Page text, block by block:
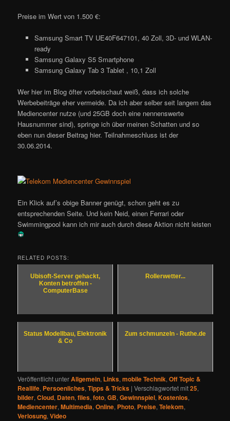
Preise im Wert von 1.500 €:
Samsung Smart TV UE40F647101, 40 Zoll, 3D- und WLAN-
ready
Samsung Galaxy S5 Smartphone
Samsung Galaxy Tab 3 Tablet , 10,1 Zoll
Wer hier im Blog öfter vorbeischaut weiß, dass ich solche
Werbebeiträge eher vermeide. Da ich aber selber seit langem das
Mediencenter nutze (und 25GB doch eine nennenswerte
Hausnummer sind), springe ich über meinen Schatten und so
eben nun dieser Beitrag hier. Teilnahmeschluss ist der
30.06.2014.
Ein Klick auf’s obige Banner genügt, schon geht es zu
entsprechenden Seite. Und kein Neid, einen Ferrari oder
Swimmingpool kann ich mir auch durch diese Aktion nicht leisten
RELATED POSTS:
Ubisoft-Server gehackt,
Konten betroffen -
ComputerBase
Rollerwetter...
Status Modellbau, Elektronik
& Co
Zum schmunzeln - Ruthe.de
Veröffentlicht unterAllgemein, Links,mobile Technik,Off Topic &
Reallife, Persoenliches,Tipps & Tricks |Verschlagwortet mit25,
bilder,Cloud, Daten,files,foto,GB,Gewinnspiel,Kostenlos,
Mediencenter,Multimedia,Online, Photo, Preise,Telekom,
Verlosung,Video